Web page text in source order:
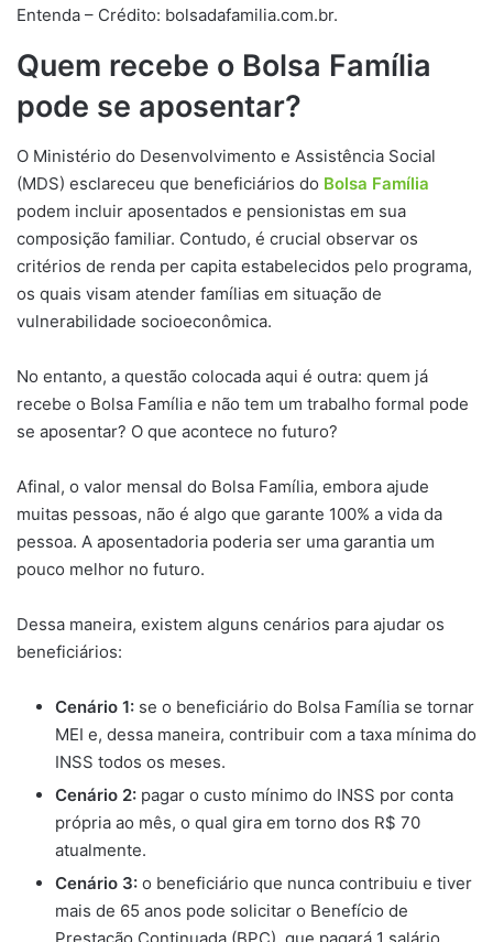
Entenda – Crédito: bolsadafamilia.com.br.
Quem recebe o Bolsa Família
pode se aposentar?
O Ministério do Desenvolvimento e Assistência Social
(MDS) esclareceu que beneficiários do Bolsa Família
podem incluir aposentados e pensionistas em sua
composição familiar. Contudo, é crucial observar os
critérios de renda per capita estabelecidos pelo programa,
os quais visam atender famílias em situação de
vulnerabilidade socioeconômica.
No entanto, a questão colocada aqui é outra: quem já
recebe o Bolsa Família e não tem um trabalho formal pode
se aposentar? O que acontece no futuro?
Afinal, o valor mensal do Bolsa Família, embora ajude
muitas pessoas, não é algo que garante 100% a vida da
pessoa. A aposentadoria poderia ser uma garantia um
pouco melhor no futuro.
Dessa maneira, existem alguns cenários para ajudar os
beneficiários:
Cenário 1: se o beneficiário do Bolsa Família se tornar
MEI e, dessa maneira, contribuir com a taxa mínima do
INSS todos os meses.
Cenário 2: pagar o custo mínimo do INSS por conta
própria ao mês, o qual gira em torno dos R$ 70
atualmente.
Cenário 3: o beneficiário que nunca contribuiu e tiver
mais de 65 anos pode solicitar o Benefício de